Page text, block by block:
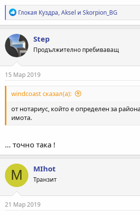
Р
е
а
к
ц
и
и
:
Глокая Куздра,Aksel и Skorpion_BG
Step
Продължително пребиваващ
15 Мар 2019
windcoast сказал(а):
от нотариус, който е определен за
имота.
... точно така !
M MIhot
Транзит
21 Мар 2019